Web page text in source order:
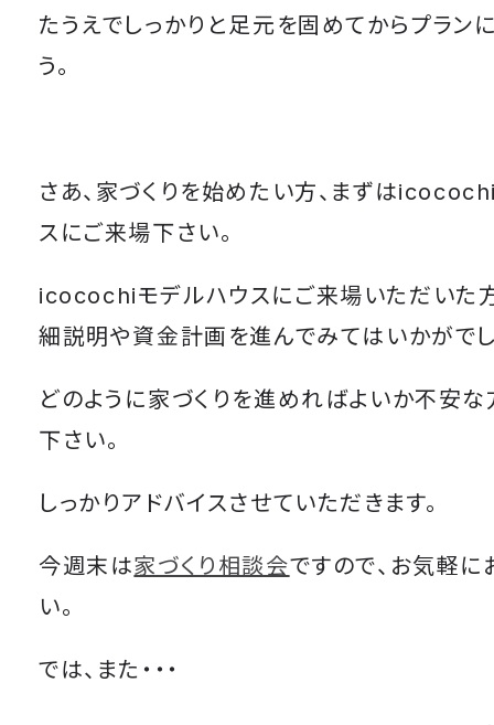
たうえでしっかりと足元を固めてからプラン
う。
さあ、家づくりを始めたい方、まずは
スにご来場下さい。
icocochiモデルハウスにご来場いただいた
細説明や資金計画を進んでみてはいかがでし
どのように家づくりを進めればよいか不安な
下さい。
しっかりアドバイスさせていただきます。
今週末は家づくり相談会ですので、お気軽
い。
では、また・・・